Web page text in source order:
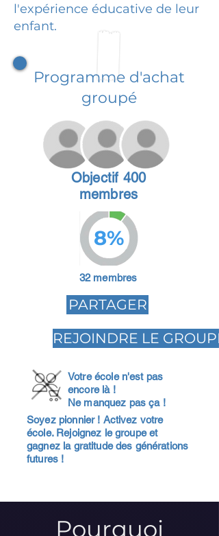
l'expérience éducative de leur
enfant.
Programme d'achat
groupé
Objectif 400
membres
8%
32 membres
PARTAGER
REJOINDRE LE GROUPE
Votre école n'est pas
encore là !
Ne manquez pas ça !
Soyez pionnier ! Activez votre
école. Rejoignez le groupe et
gagnez la gratitude des générations
futures !
Pourquoi